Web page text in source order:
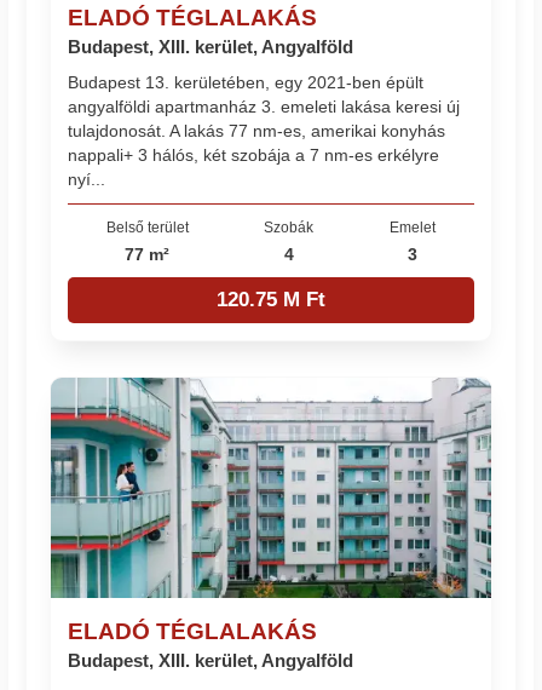
ELADÓ TÉGLALAKÁS
Budapest, XIII. kerület, Angyalföld
Budapest 13. kerületében, egy 2021-ben épült
angyalföldi apartmanház 3. emeleti lakása keresi új
tulajdonosát. A lakás 77 nm-es, amerikai konyhás
nappali+ 3 hálós, két szobája a 7 nm-es erkélyre
nyí...
Belső terület
77 m²
Szobák
4
Emelet
3
120.75 M Ft
ELADÓ TÉGLALAKÁS
Budapest, XIII. kerület, Angyalföld